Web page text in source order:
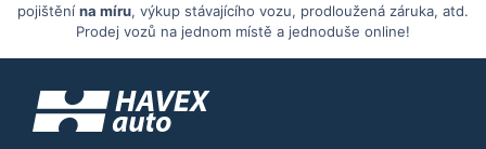
pojištění na míru, výkup stávajícího vozu, prodloužená záruka, atd.
Prodej vozů na jednom místě a jednoduše online!